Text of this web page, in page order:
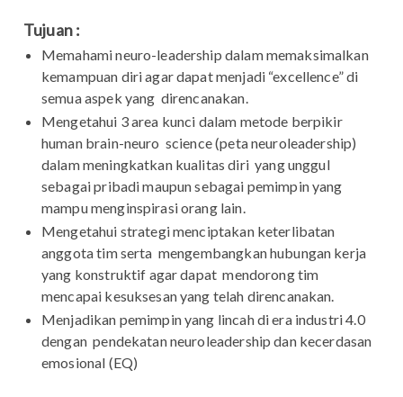
Tujuan :
Memahami neuro-leadership dalam memaksimalkan
kemampuan diri agar dapat menjadi “excellence” di
semua aspek yang direncanakan.
Mengetahui 3 area kunci dalam metode berpikir
human brain-neuro science (peta neuroleadership)
dalam meningkatkan kualitas diri yang unggul
sebagai pribadi maupun sebagai pemimpin yang
mampu menginspirasi orang lain.
Mengetahui strategi menciptakan keterlibatan
anggota tim serta mengembangkan hubungan kerja
yang konstruktif agar dapat mendorong tim
mencapai kesuksesan yang telah direncanakan.
Menjadikan pemimpin yang lincah di era industri 4.0
dengan pendekatan neuroleadership dan kecerdasan
emosional (EQ)